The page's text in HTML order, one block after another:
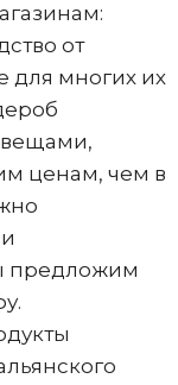
от
для многих их
ценам, чем в
предложим